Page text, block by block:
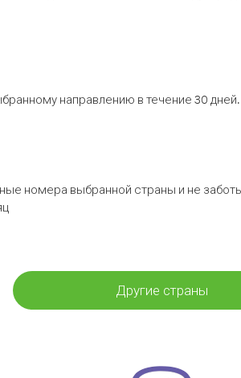
направлению в течение 30 дней.
номера выбранной страны и не
Другие страны